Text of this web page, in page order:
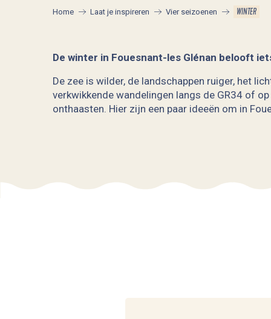
Home Laat je inspireren Vier seizoenen WINTER
De winter in Fouesnant-les Glénan belooft
De zee is wilder, de landschappen ruiger, het
verkwikkende wandelingen langs de GR34 of
onthaasten. Hier zijn een paar ideeën om in